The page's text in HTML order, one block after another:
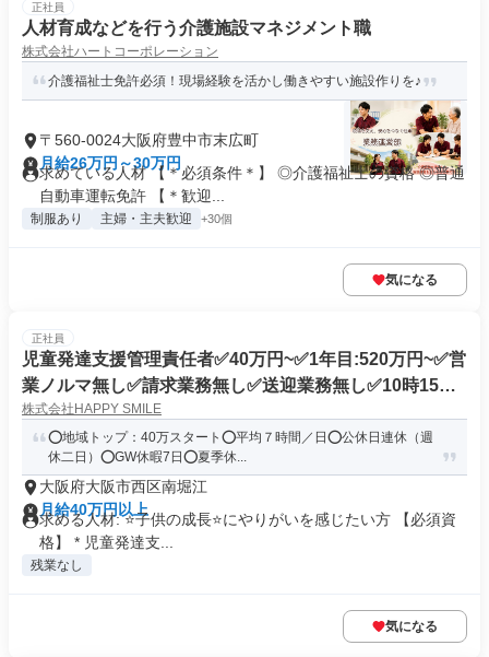
正社員
人材育成などを行う介護施設マネジメント職
株式会社ハートコーポレーション
介護福祉士免許必須！現場経験を活かし働きやすい施設作りを♪
〒560-0024大阪府豊中市末広町
月給26万円～30万円
求めている人材 【＊必須条件＊】 ◎介護福祉士の資格 ◎普通
自動車運転免許 【＊歓迎...
制服あり 主婦・主夫歓迎 +30個
気になる
正社員
児童発達支援管理責任者✅40万円~✅1年目:520万円~✅営
業ノルマ無し✅請求業務無し✅送迎業務無し✅10時15分~
18時15分✅長期休暇(GW7日夏8日冬9日)✅児童発達支
援・放課後等デイサｰビス
株式会社HAPPY SMILE
⭕地域トップ：40万スタート⭕平均７時間／日⭕公休日連休（週
休二日）⭕GW休暇7日⭕夏季休...
大阪府大阪市西区南堀江
月給40万円以上
求める人材: ⭐子供の成長⭐にやりがいを感じたい方 【必須資
格】 * 児童発達支...
残業なし
気になる